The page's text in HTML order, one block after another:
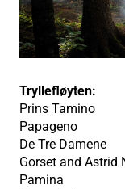
Tryllefløyten:
Prins Tamino
Papageno –
De Tre Damene
Gorset and Astrid
Pamina –